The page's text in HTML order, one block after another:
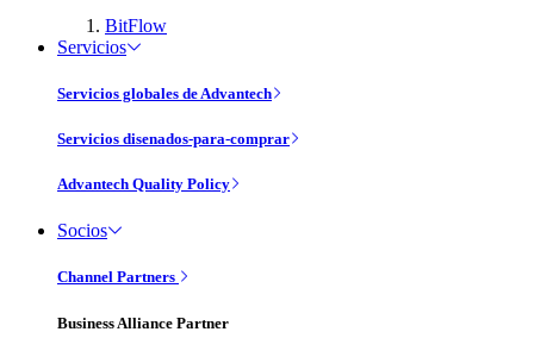
BitFlow
Servicios
Servicios globales de Advantech
Servicios disenados-para-comprar
Advantech Quality Policy
Socios
Channel Partners
Business Alliance Partner